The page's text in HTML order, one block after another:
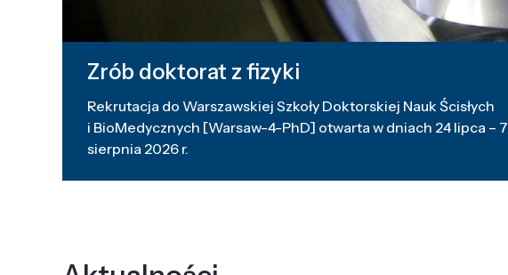
Zrób doktorat z fizyki
Rekrutacja do Warszawskiej Szkoły Doktorskiej Nauk Ścisłych
i BioMedycznych [Warsaw-4-PhD] otwarta w dniach 24 lipca – 7
sierpnia 2026 r.